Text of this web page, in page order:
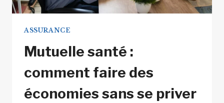
ASSURANCE
Mutuelle santé :
comment faire des
économies sans se priver